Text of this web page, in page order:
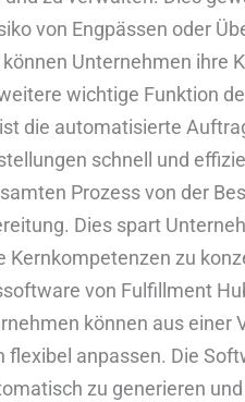
von Engpässen oder
Unternehmen ihre
wichtige Funktion
die automatisierte
schnell und
Prozess von der
Dies spart
Kernkompetenzen zu
von Fulfillment
können aus einer
flexibel anpassen. Die
zu generieren